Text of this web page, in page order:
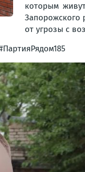
которым
Запорожского
от угрозы с